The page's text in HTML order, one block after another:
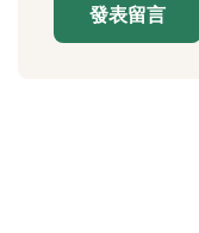
發表留言